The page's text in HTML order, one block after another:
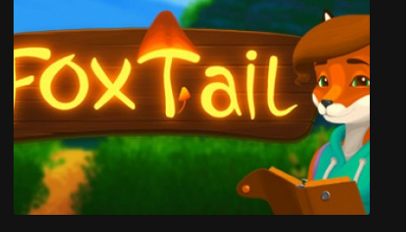
Oligopoly: Industrial Revolution